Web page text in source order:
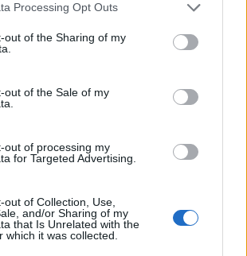
website/app uses one or more Google
visit or usage behaviour. You may click to
to Google and its third-party tags to
below specified purposes in below Google
Processing Opt Outs
out of the Sharing of my
out of the Sale of my
out of processing my
for Targeted Advertising.
out of Collection, Use,
and/or Sharing of my
that Is Unrelated with the
which it was collected.
CÍMKÉK
NÉPSZERŰ